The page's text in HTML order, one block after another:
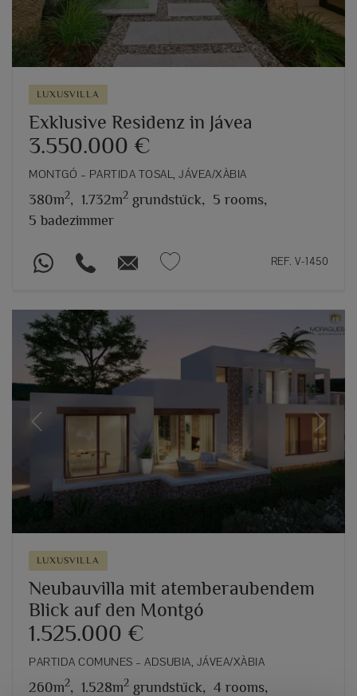
LUXUSVILLA
Exklusive Residenz in Jávea
3.550.000 €
MONTGÓ – PARTIDA TOSAL, JÁVEA/XÀBIA
380m2, 1.732m2 grundstück, 5 rooms,
5 badezimmer
REF. V-1450
Previous Next
LUXUSVILLA
Neubauvilla mit atemberaubendem
Blick auf den Montgó
1.525.000 €
PARTIDA COMUNES – ADSUBIA, JÁVEA/XÀBIA
260m2, 1.528m2 grundstück, 4 rooms,